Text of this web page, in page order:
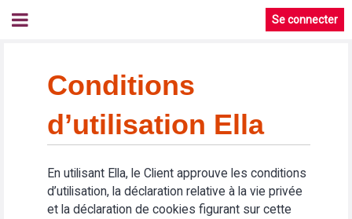
Se connecter
Conditions
d’utilisation Ella
En utilisant Ella, le Client approuve les conditions
d’utilisation, la déclaration relative à la vie privée
et la déclaration de cookies figurant sur cette